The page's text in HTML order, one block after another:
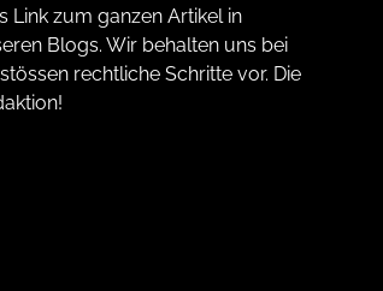
Link zum ganzen Artikel in
Blogs. Wir behalten uns bei
rechtliche Schritte vor. Die